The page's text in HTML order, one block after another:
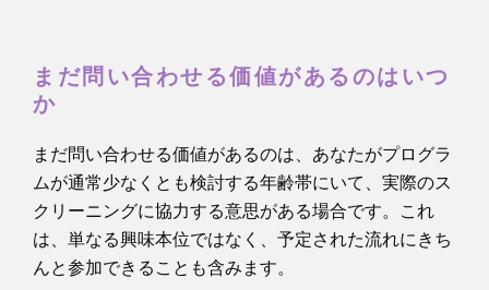
まだ問い合わせる価値があるのはいつ
か
まだ問い合わせる価値があるのは、あなたがプログラ
ムが通常少なくとも検討する年齢帯にいて、実際のス
クリーニングに協力する意思がある場合です。これ
は、単なる興味本位ではなく、予定された流れにきち
んと参加できることも含みます。